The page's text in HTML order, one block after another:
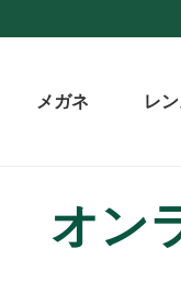
メガネ レ
オン